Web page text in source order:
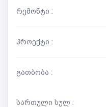
რემონტი :
პროექტი :
გათბობა :
სართული სულ :